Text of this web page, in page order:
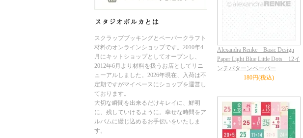
スクラップブッキングとペーパークラフト
材料のオンラインショップです。2010年4
月にキットショップとしてオープンし、
2012年6月より材料を扱うお店としてリニ
ューアルしました。2026年現在、入荷は不
定期ですがマイペースにショップを運営し
ております。
大切な瞬間を出来るだけキレイに、鮮明
に、残していけるように。幸せな時間をア
ルバムに綴じ込めるお手伝いをいたしま
す。
Alexandra Renke Basic Design
Paper Light Blue Little Dots 12イ
ンチパターンペーパー
180円(税込)